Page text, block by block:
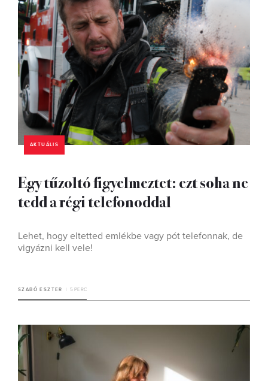
AKTUÁLIS
Egy tűzoltó figyelmeztet: ezt soha ne
tedd a régi telefonoddal
Lehet, hogy eltetted emlékbe vagy pót telefonnak, de
vigyázni kell vele!
SZABÓ ESZTER 5 PERC